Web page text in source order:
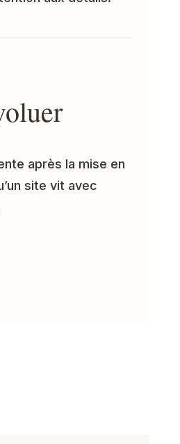
après la mise en
site vit avec